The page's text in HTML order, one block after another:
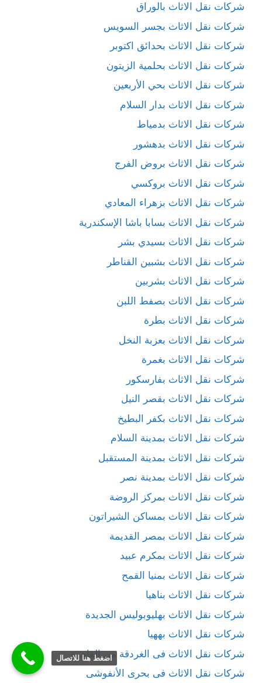
شركات نقل الاثاث بالوراق
شركات نقل الاثاث بجسر السويس
شركات نقل الاثاث بحدائق اكتوبر
شركات نقل الاثاث بحلمية الزيتون
شركات نقل الاثاث بحي الأربعين
شركات نقل الاثاث بدار السلام
شركات نقل الاثاث بدمياط
شركات نقل الاثاث بدهشور
شركات نقل الاثاث بروض الفرج
شركات نقل الاثاث بروكسي
شركات نقل الاثاث بزهراء المعادي
شركات نقل الاثاث بسابا باشا الإسكندرية
شركات نقل الاثاث بسيدي بشر
شركات نقل الاثاث بشبين القناطر
شركات نقل الاثاث بشربين
شركات نقل الاثاث بصفط اللبن
شركات نقل الاثاث بطرة
شركات نقل الاثاث بعزبة النخل
شركات نقل الاثاث بغمرة
شركات نقل الاثاث بفارسكور
شركات نقل الاثاث بقصر النيل
شركات نقل الاثاث بكفر البطيخ
شركات نقل الاثاث بمدينة السلام
شركات نقل الاثاث بمدينة المستقبل
شركات نقل الاثاث بمدينة نصر
شركات نقل الاثاث بمركز الروضة
شركات نقل الاثاث بمساكن الشيراتون
شركات نقل الاثاث بمصر القديمة
شركات نقل الاثاث بمكرم عبيد
شركات نقل الاثاث بمنيا القمح
شركات نقل الاثاث بناهيا
شركات نقل الاثاث بهليوبوليس الجديدة
شركات نقل الاثاث بههيا
شركات نقل الاثاث فى الغردقة من القاهرة
شركات نقل الاثاث فى بحرى الأنفوشى
اضغط هنا للاتصال